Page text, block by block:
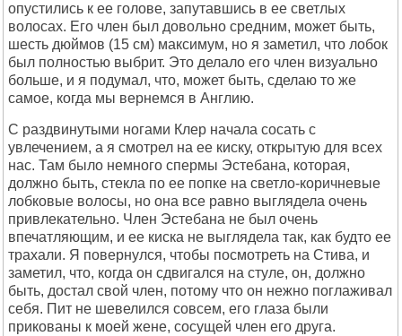
опустились к ее голове, запутавшись в ее светлых
волосах. Его член был довольно средним, может быть,
шесть дюймов (15 см) максимум, но я заметил, что лобок
был полностью выбрит. Это делало его член визуально
больше, и я подумал, что, может быть, сделаю то же
самое, когда мы вернемся в Англию.
С раздвинутыми ногами Клер начала сосать с
увлечением, а я смотрел на ее киску, открытую для всех
нас. Там было немного спермы Эстебана, которая,
должно быть, стекла по ее попке на светло-коричневые
лобковые волосы, но она все равно выглядела очень
привлекательно. Член Эстебана не был очень
впечатляющим, и ее киска не выглядела так, как будто ее
трахали. Я повернулся, чтобы посмотреть на Стива, и
заметил, что, когда он сдвигался на стуле, он, должно
быть, достал свой член, потому что он нежно поглаживал
себя. Пит не шевелился совсем, его глаза были
прикованы к моей жене, сосущей член его друга.